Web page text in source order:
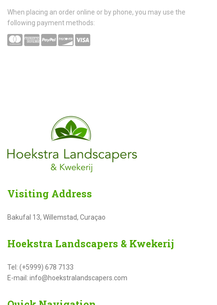
When placing an order online or by phone, you may use the
following payment methods:
Visiting Address
Bakufal 13, Willemstad, Curaçao
Hoekstra Landscapers & Kwekerij
Tel: (+5999) 678 7133
E-mail: info@hoekstralandscapers.com